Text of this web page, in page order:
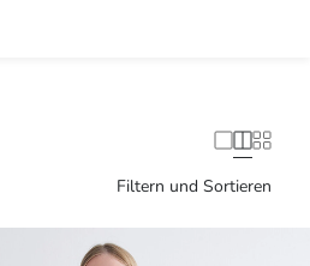
Filtern und Sortieren